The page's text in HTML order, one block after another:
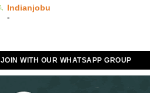
Indianjobu
-
JOIN WITH OUR WHATSAPP GROUP